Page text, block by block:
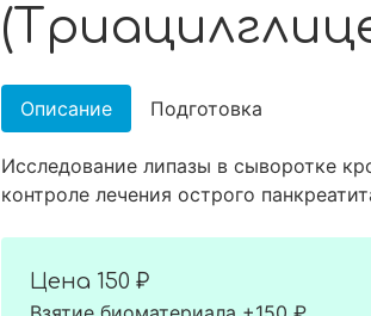
Описание Подготовка
Исследование липазы в сыворотке
контроле лечения острого
Цена 150 ₽